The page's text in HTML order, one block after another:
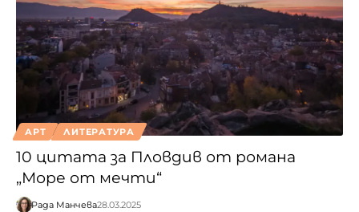
АРТ ЛИТЕРАТУРА
10 цитата за Пловдив от романа
„Море от мечти“
Рада Манчева28.03.2025